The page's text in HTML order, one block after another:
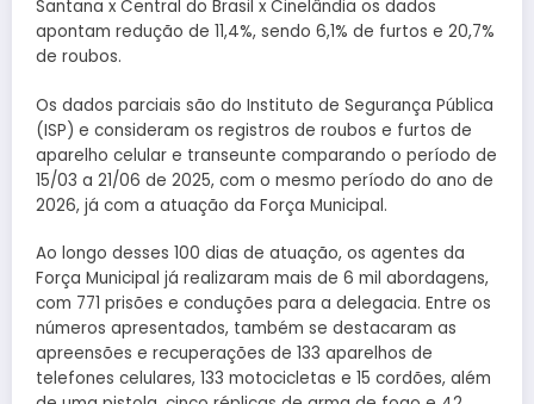
Santana x Central do Brasil x Cinelândia os dados
apontam redução de 11,4%, sendo 6,1% de furtos e 20,7%
de roubos.
Os dados parciais são do Instituto de Segurança Pública
(ISP) e consideram os registros de roubos e furtos de
aparelho celular e transeunte comparando o período de
15/03 a 21/06 de 2025, com o mesmo período do ano de
2026, já com a atuação da Força Municipal.
Ao longo desses 100 dias de atuação, os agentes da
Força Municipal já realizaram mais de 6 mil abordagens,
com 771 prisões e conduções para a delegacia. Entre os
números apresentados, também se destacaram as
apreensões e recuperações de 133 aparelhos de
telefones celulares, 133 motocicletas e 15 cordões, além